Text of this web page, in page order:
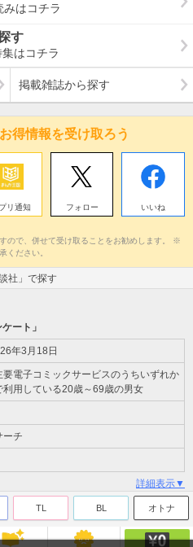
みはコチラ
す
はコチラ
掲載雑誌から探す
得情報を受け取ろう
リ通知 フォロー いいね
ので、併せて受け取ることをお勧めします。 ※
ください。
社」で探す
ート」
年3月18日
要電子コミックサービスのうちいずれか
利用している20歳～69歳の男女
ーチ
詳細表示▼
TL BL オトナ